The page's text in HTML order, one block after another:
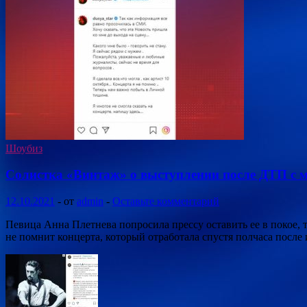
Шоубиз
Солистка «Винтаж» о выступлении после ДТП с
12.10.2021 - от admin - Оставьте комментарий
Певица Анна Плетнева попросила прессу оставить ее в
не помнит концерта, который отработала спустя полчаса